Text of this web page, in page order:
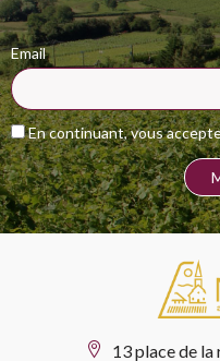
Email
En continuant, vous
13 place de